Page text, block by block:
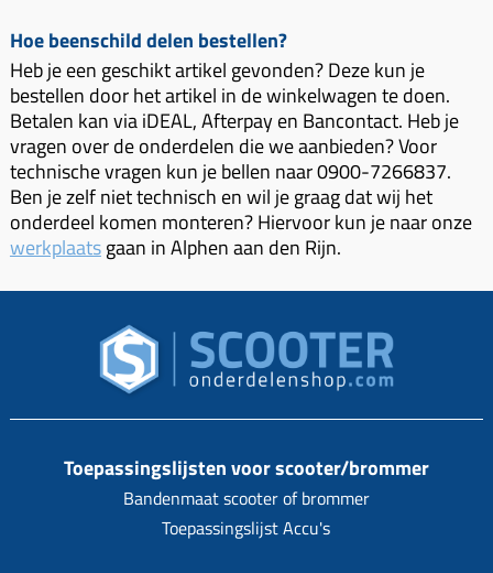
Radiateur (delen)
Waterpomp (delen)
V-snaren
Variorolsets
Pulley
Variateur (delen)
Voor tandwielen
Origineel zuigers
Koppeling compleet
Koppeling trekveer
Remklauw (delen)
Remschijven
Voorrem kabel
Voorvork
Wiel (delen)
Zadel
Standaard
Windschermen
Accessoires overig
Zadel
Gereedschap
Speednut
Hoe beenschild delen bestellen?
Heb je een geschikt artikel gevonden? Deze kun je
bestellen door het artikel in de winkelwagen te doen.
Betalen kan via iDEAL, Afterpay en Bancontact. Heb je
vragen over de onderdelen die we aanbieden? Voor
technische vragen kun je bellen naar 0900-7266837.
Ben je zelf niet technisch en wil je graag dat wij het
onderdeel komen monteren? Hiervoor kun je naar onze
werkplaatsgaan in Alphen aan den Rijn.
Toepassingslijsten voor scooter/brommer
Bandenmaat scooter of brommer
Toepassingslijst Accu's